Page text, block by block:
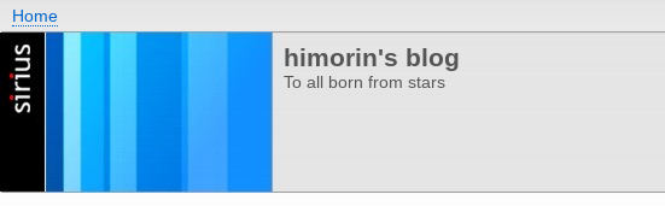
Home
himorin's blog
To all born from stars